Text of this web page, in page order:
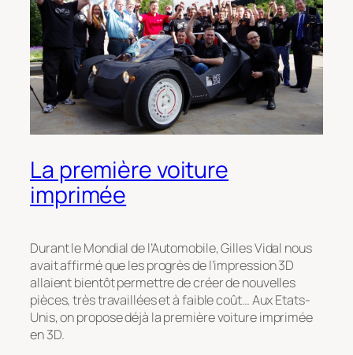
La première voiture
imprimée
Durant le Mondial de l’Automobile, Gilles Vidal nous
avait affirmé que les progrès de l’impression 3D
allaient bientôt permettre de créer de nouvelles
pièces, très travaillées et à faible coût… Aux Etats-
Unis, on propose déjà la première voiture imprimée
en 3D.